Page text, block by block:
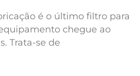
é o último filtro para
chegue ao
Trata-se de